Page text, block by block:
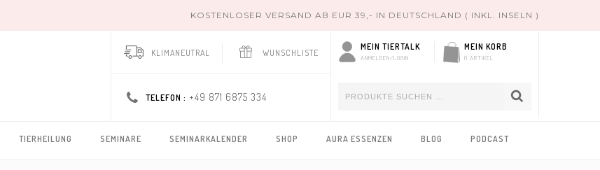
KOSTENLOSER VERSAND AB EUR 39,- IN DEUTSCHLAND ( INKL. INSELN )
MEIN TIERTALK
ANMELDEN/LOGIN
MEIN KORB
0 ARTIKEL
KLIMANEUTRAL WUNSCHLISTE
TELEFON : +49 871 6875 334
TIERHEILUNG SEMINARE SEMINARKALENDER SHOP AURA ESSENZEN BLOG PODCAST